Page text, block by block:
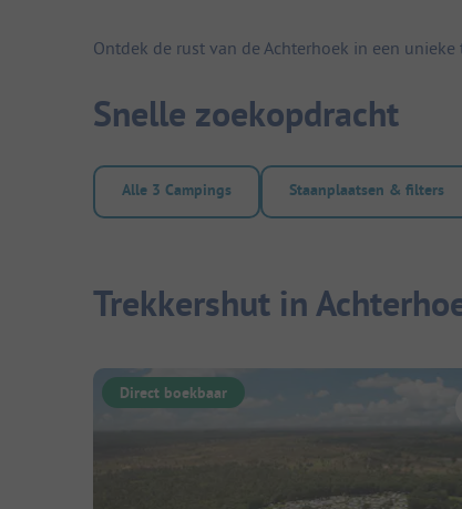
Ontdek de rust van de Achterhoek in een
Snelle zoekopdracht
Alle 3 Campings Staanplaatsen & filters
Trekkershut in
Direct boekbaar